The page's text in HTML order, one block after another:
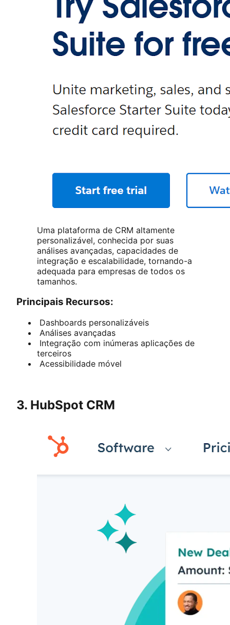
Uma plataforma de CRM altamente
personalizável, conhecida por suas
análises avançadas, capacidades de
integração e escalabilidade, tornando-a
adequada para empresas de todos os
tamanhos.
Principais Recursos:
Dashboards personalizáveis
Análises avançadas
Integração com inúmeras aplicações de
terceiros
Acessibilidade móvel
3. HubSpot CRM